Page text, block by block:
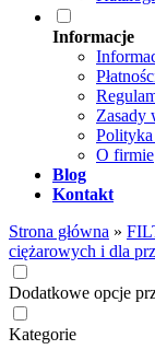
Informacje
Zasady
O firmie
Blog
Kontakt
Strona główna »
ciężarowych i dla
Dodatkowe opcje
Kategorie